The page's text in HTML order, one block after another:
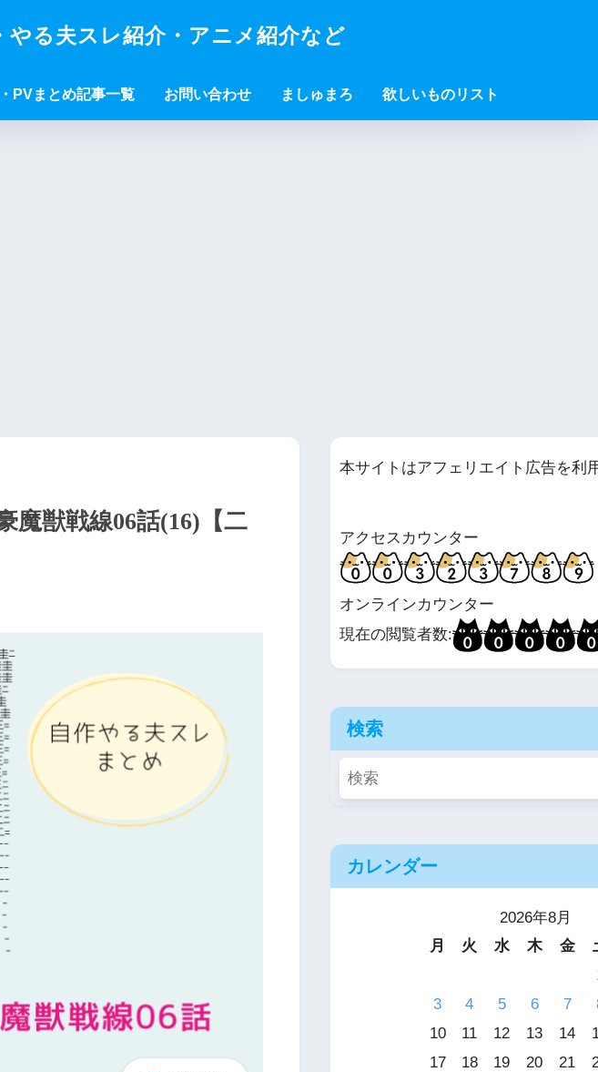
る夫スレ紹介・アニメ紹介など
PVまとめ記事一覧 お問い合わせ ましゅまろ 欲しいものリスト
魔獣戦線06話(16)【二
本サイトはアフェリエイト広告を利
アクセスカウンター
オンラインカウンター
現在の閲覧者数:
検索
カレンダー
2026年8月
月
火 水 木 金
3
4 5 6 7
10
11 12 13 14
17
18 19 20 21